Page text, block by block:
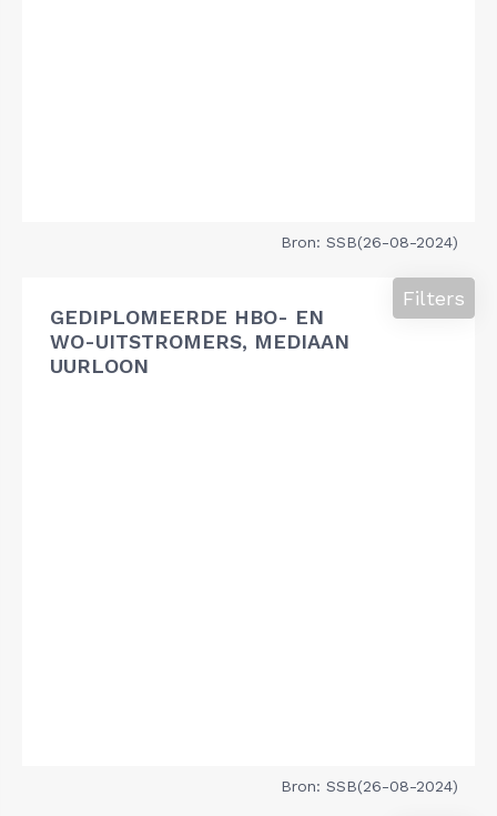
Bron: SSB(26-08-2024)
GEDIPLOMEERDE HBO- EN
WO-UITSTROMERS, MEDIAAN
UURLOON
Filters
Bron: SSB(26-08-2024)